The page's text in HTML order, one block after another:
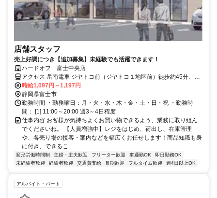
店舗スタッフ
売上好調につき【追加募集】未経験でも活躍できます！
ハードオフ 富士中央店
アクセス 岳南電車 ジヤトコ前（ジヤトコ１地区前）徒歩約45分、岳
南電車 吉原本町徒歩約44分、ＪＲ身延線 竪堀徒歩約16分
時給1,097円～1,197円
静岡県富士市
勤務時間 ・勤務曜日：月・火・水・木・金・土・日・祝 ・勤務時
間： [1] 11:00～20:00 週3～4日程度
仕事内容 お客様が気持ちよくお買い物できるよう、業務に取り組ん
でくださいね。 【人員増強中】レジをはじめ、荷出し、在庫管理
や、各売り場の接客・案内などを幅広くお任せします！商品知識も身
に付き、できるこ...
変形労働時間制 主婦・主夫歓迎 フリーター歓迎 車通勤OK
即日勤務OK
未経験者歓迎
経験者歓迎 交通費支給 長期歓迎 フルタイム歓迎 週4日以上OK
アルバイト・パート